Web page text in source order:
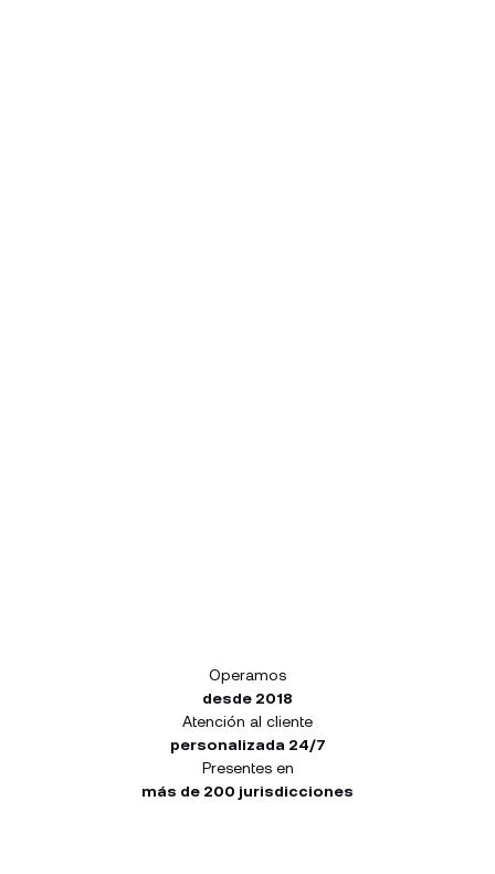
Operamos
desde 2018
Atención al cliente
personalizada 24/7
Presentes en
más de 200 jurisdicciones